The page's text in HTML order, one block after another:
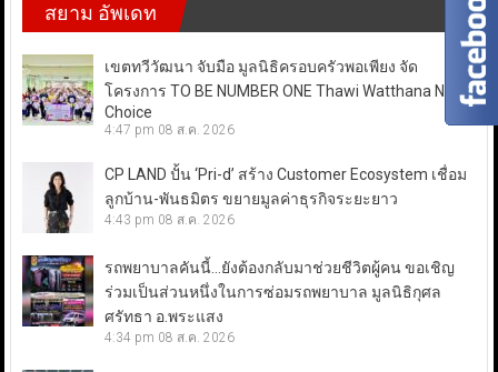
สยาม อัพเดท
เขตทวีวัฒนา จับมือ มูลนิธิครอบครัวพอเพียง จัด
โครงการ TO BE NUMBER ONE Thawi Watthana Next
Choice
4:47 pm 08 ส.ค. 2026
CP LAND ปั้น ‘Pri-d’ สร้าง Customer Ecosystem เชื่อม
ลูกบ้าน-พันธมิตร ขยายมูลค่าธุรกิจระยะยาว
4:43 pm 08 ส.ค. 2026
รถพยาบาลคันนี้…ยังต้องกลับมาช่วยชีวิตผู้คน ขอเชิญ
ร่วมเป็นส่วนหนึ่งในการซ่อมรถพยาบาล มูลนิธิกุศล
ศรัทธา อ.พระแสง
4:34 pm 08 ส.ค. 2026